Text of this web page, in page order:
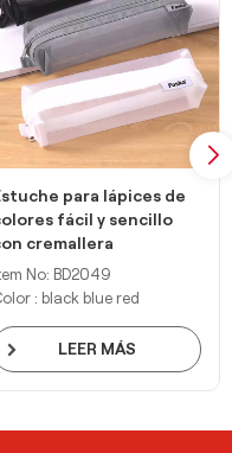
para lápices de
fácil y sencillo
cremallera
No: BD2049
: black blue red
LEER MÁS